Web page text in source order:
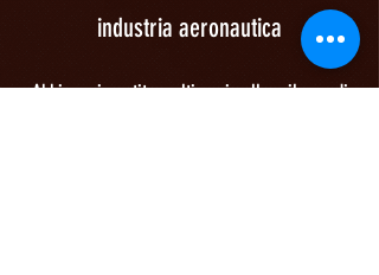
industria aeronautica
Abbiamo investito molti anni nello sviluppo di